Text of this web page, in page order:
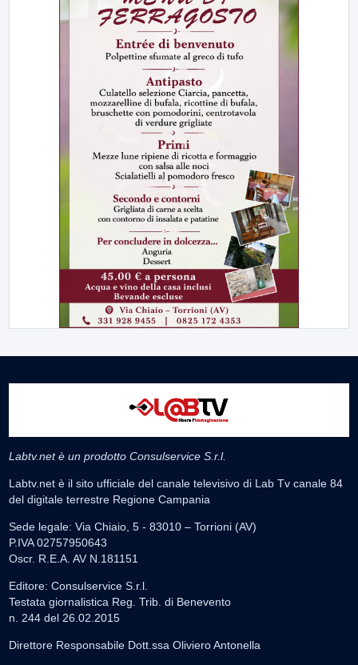
Labtv.net è un prodotto Consulservice S.r.l.
Labtv.net è il sito ufficiale del canale televisivo di Lab Tv canale 84
del digitale terrestre Regione Campania
Sede legale: Via Chiaio, 5 - 83010 – Torrioni (AV)
P.IVA 02757950643
Oscr. R.E.A. AV N.181151
Editore: Consulservice S.r.l.
Testata giornalistica Reg. Trib. di Benevento
n. 244 del 26.02.2015
Direttore Responsabile Dott.ssa Oliviero Antonella